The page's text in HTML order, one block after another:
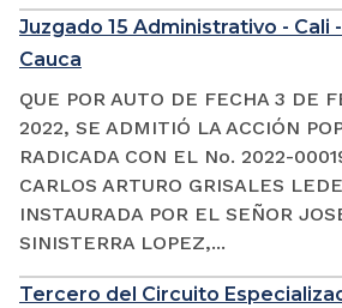
Juzgado 15 Administrativo - Cali
Cauca
QUE POR AUTO DE FECHA 3 DE
2022, SE ADMITIÓ LA ACCIÓN
RADICADA CON EL No. 2022-
CARLOS ARTURO GRISALES
INSTAURADA POR EL SEÑOR
SINISTERRA LOPEZ,...
Tercero del Circuito